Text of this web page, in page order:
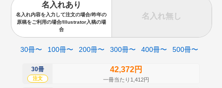
名入れあり
名入れ内容を入力して注文の場合/昨年の
原稿をご利用の場合/Illustrator入稿の場
合
名入れ無し
30冊〜 100冊〜 200冊〜 300冊〜 400冊〜 500冊〜
30冊
注文
42,372円
一冊当たり1,412円